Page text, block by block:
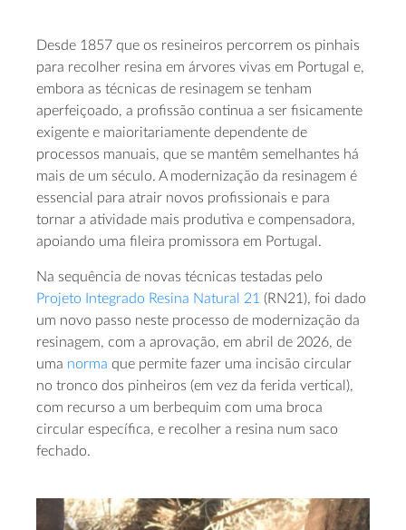
Desde 1857 que os resineiros percorrem os pinhais
para recolher resina em árvores vivas em Portugal e,
embora as técnicas de resinagem se tenham
aperfeiçoado, a profissão continua a ser fisicamente
exigente e maioritariamente dependente de
processos manuais, que se mantêm semelhantes há
mais de um século. A modernização da resinagem é
essencial para atrair novos profissionais e para
tornar a atividade mais produtiva e compensadora,
apoiando uma fileira promissora em Portugal.
Na sequência de novas técnicas testadas pelo
Projeto Integrado Resina Natural 21 (RN21), foi dado
um novo passo neste processo de modernização da
resinagem, com a aprovação, em abril de 2026, de
uma norma que permite fazer uma incisão circular
no tronco dos pinheiros (em vez da ferida vertical),
com recurso a um berbequim com uma broca
circular específica, e recolher a resina num saco
fechado.